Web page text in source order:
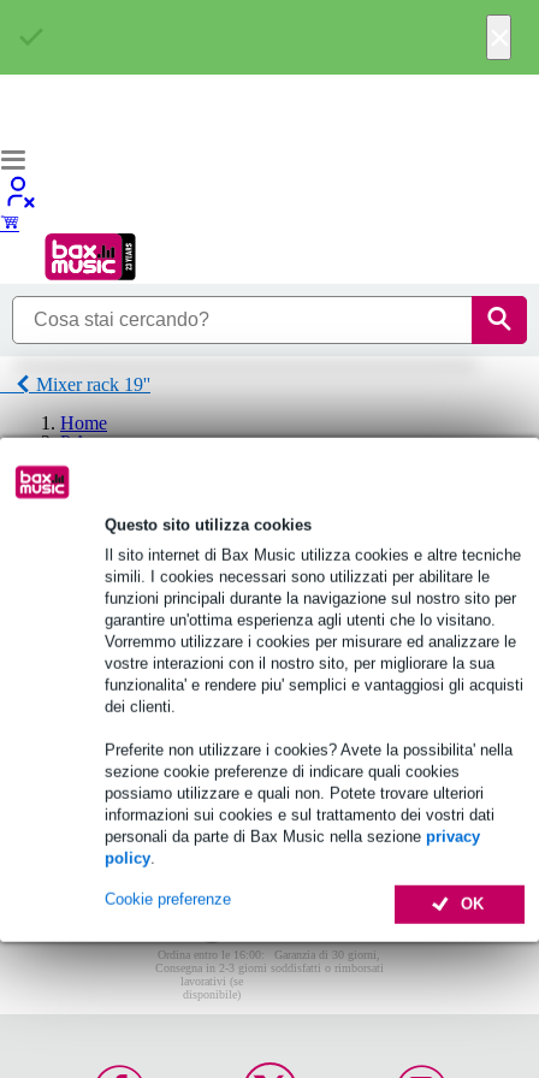
Questo sito utilizza cookies
Il sito internet di Bax Music utilizza cookies e altre tecniche
simili. I cookies necessari sono utilizzati per abilitare le
funzioni principali durante la navigazione sul nostro sito per
garantire un'ottima esperienza agli utenti che lo visitano.
Vorremmo utilizzare i cookies per misurare ed analizzare le
vostre interazioni con il nostro sito, per migliorare la sua
funzionalita' e rendere piu' semplici e vantaggiosi gli acquisti
dei clienti.
Preferite non utilizzare i cookies? Avete la possibilita' nella
sezione cookie preferenze di indicare quali cookies
possiamo utilizzare e quali non. Potete trovare ulteriori
informazioni sui cookies e sul trattamento dei vostri dati
personali da parte di Bax Music nella sezione privacy
policy.
OK
Cookie preferenze
Mixer rack 19''
Home
P.A.
Mixer PA e console di missaggio
Mixer rack 19''
Behringer Mixer rack 19''
Non sono stati trovati articoli.
Non sono stati trovati articoli.
Ordina entro le 16:00:
Consegna in 2-3 giorni
lavorativi (se
disponibile)
Garanzia di 30 giorni,
soddisfatti o rimborsati